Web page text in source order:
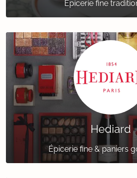
Épicerie fine
Hediard
Épicerie fine & paniers